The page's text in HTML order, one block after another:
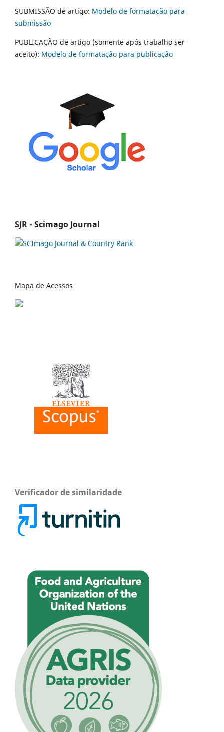
SUBMISSÃO de artigo: Modelo de formatação para
submissão
PUBLICAÇÃO de artigo (somente após trabalho ser
aceito): Modelo de formatação para publicação
SJR - Scimago Journal
Mapa de Acessos
Verificador de similaridade